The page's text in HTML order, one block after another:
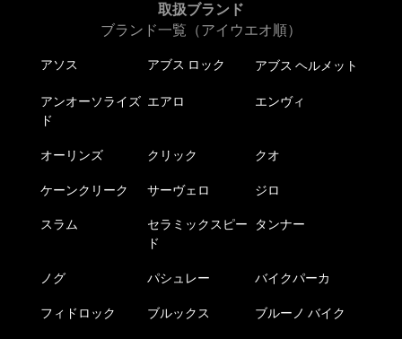
取扱ブランド
ブランド一覧（アイウエオ順）
アソス アブス ロック アブス ヘルメット
アンオーソライズ
ド
エアロ エンヴィ
オーリンズ クリック クオ
ケーンクリーク サーヴェロ ジロ
スラム
セラミックスピー
ド
タンナー
ノグ パシュレー バイクパーカ
フィドロック ブルックス ブルーノ バイク